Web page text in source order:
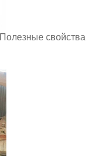
свойства